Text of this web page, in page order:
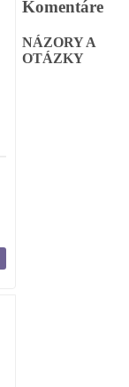
Komentáre
NÁZORY A
OTÁZKY